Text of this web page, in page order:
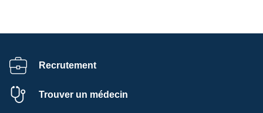
Recrutement
Trouver un médecin